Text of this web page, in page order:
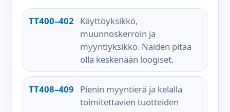
TT400–402
Käyttöyksikkö,
muunnoskerroin ja
myyntiyksikkö. Näiden pitää
olla keskenään loogiset.
TT408–409
Pienin myyntierä ja kelalla
toimitettavien tuotteiden